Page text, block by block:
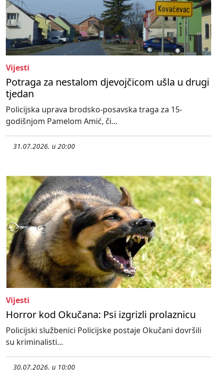
Vijesti
Potraga za nestalom djevojčicom ušla u drugi
tjedan
Policijska uprava brodsko-posavska traga za 15-
godišnjom Pamelom Amić, či...
31.07.2026. u 20:00
Vijesti
Horror kod Okučana: Psi izgrizli prolaznicu
Policijski službenici Policijske postaje Okučani dovršili
su kriminalisti...
30.07.2026. u 10:00